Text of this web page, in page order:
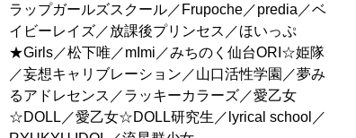
ラップガールズスクール／Frupoche／predia／ベ
イビーレイズ／放課後プリンセス／ほいっぷ
★Girls／松下唯／mImi／みちのく仙台ORI☆姫隊
／妄想キャリブレーション／山口活性学園／夢み
るアドレセンス／ラッキーカラーズ／愛乙女
☆DOLL／愛乙女☆DOLL研究生／lyrical school／